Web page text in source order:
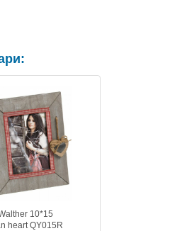
10*15
heart QY015R